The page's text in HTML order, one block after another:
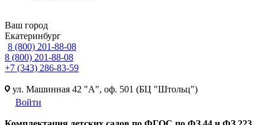
Ваш город
Екатеринбург
8 (800) 201-88-08
8 (800) 201-88-08
+7 (343) 286-83-59
ул. Машинная 42 "А", оф. 501 (БЦ "Штольц")
Войти